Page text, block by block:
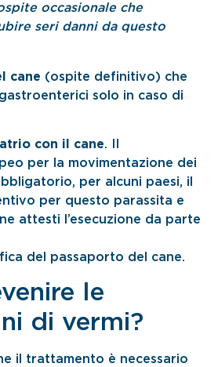
occasionale che
seri danni da questo
cane (ospite definitivo) che
solo in caso di
con il cane. Il
per la movimentazione dei
per alcuni paesi, il
per questo parassita e
attesti l’esecuzione da parte
del passaporto del cane.
le
di vermi?
il trattamento è necessario